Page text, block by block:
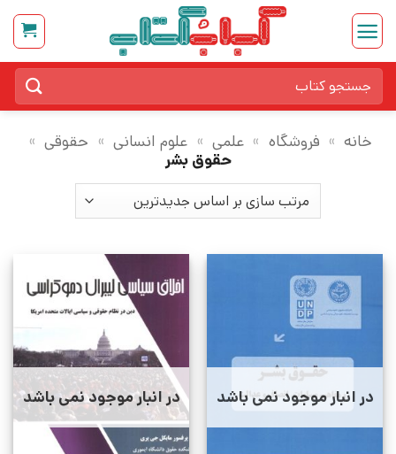
Skip
content
برای:
خانه » فروشگاه » علمی » علوم انسانی » حقوقی »
حقوق بشر
در انبار موجود نمی باشد در انبار موجود نمی باشد